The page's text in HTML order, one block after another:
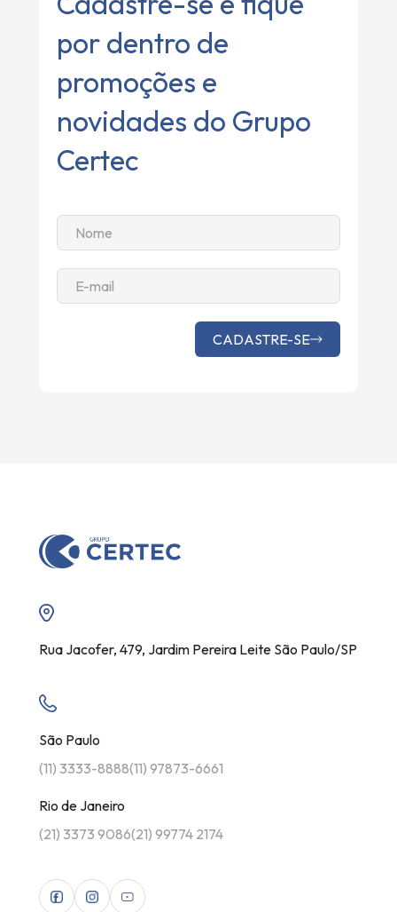
por dentro de
promoções e
novidades do Grupo
Certec
CADASTRE-SE
Rua Jacofer, 479, Jardim Pereira Leite São Paulo/SP
São Paulo
(11) 3333-8888(11) 97873-6661
Rio de Janeiro
(21) 3373 9086(21) 99774 2174